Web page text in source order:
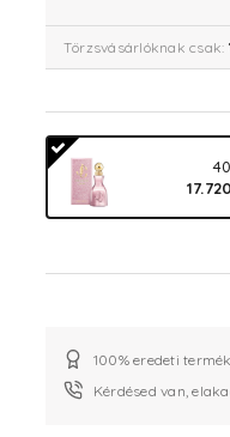
Törzsvásárlóknak csak:
100% eredeti
Kérdésed van,